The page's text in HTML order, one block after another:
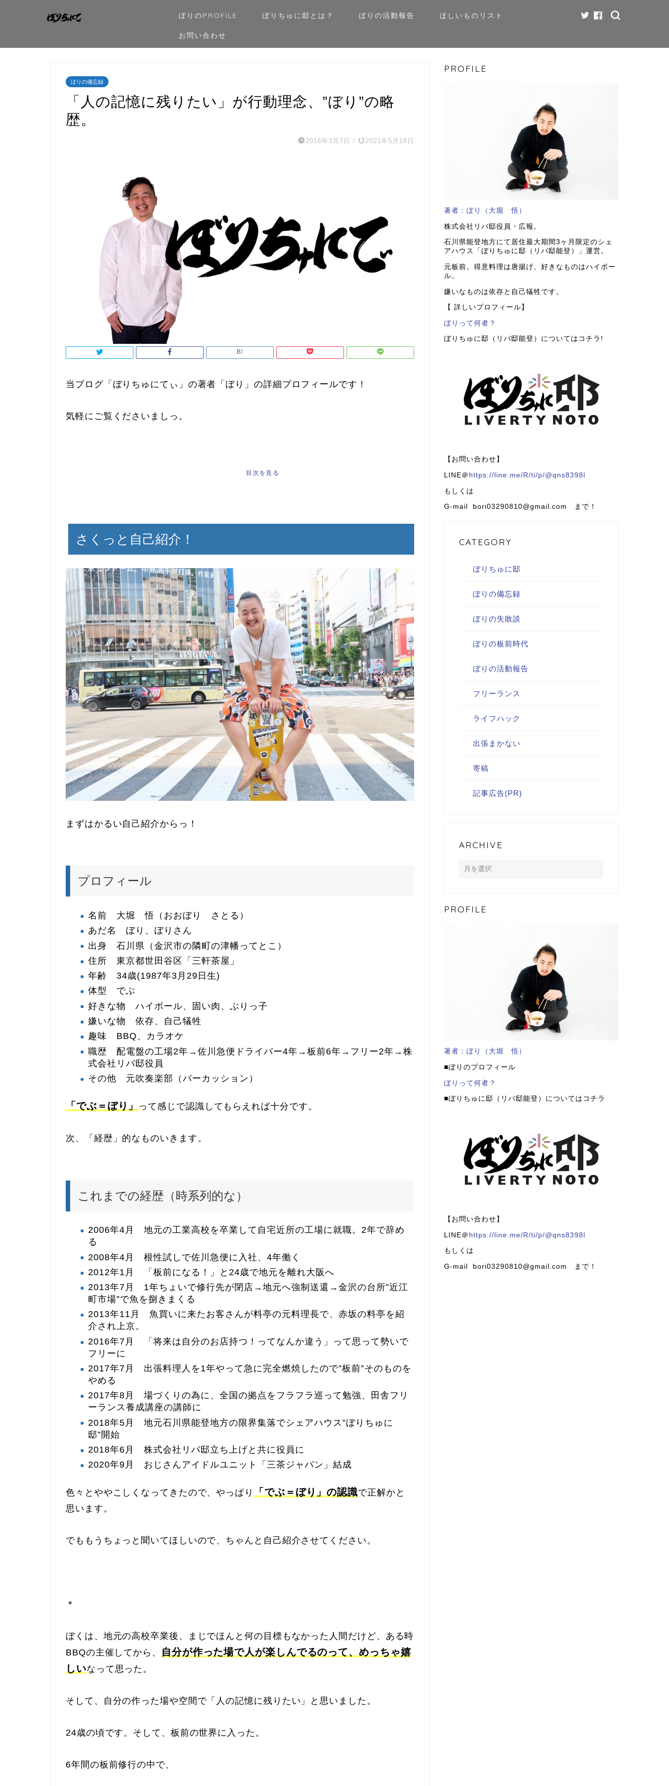
ぼりのPROFILE ぼりちゅに邸とは？ ぼりの活動報告 ほしいものリスト
お問い合わせ
ぼりの備忘録
「人の記憶に残りたい」が行動理念、”ぼり”の略
歴。
2016年3月7日 / 2021年5月18日
当ブログ「ぼりちゅにてぃ」の著者「ぼり」の詳細プロフィールです！
気軽にご覧くださいましっ。
目次を見る
さくっと自己紹介！
まずはかるい自己紹介からっ！
プロフィール
名前 大堀 悟（おおぼり さとる）
あだ名 ぼり、ぼりさん
出身 石川県（金沢市の隣町の津幡ってとこ）
住所 東京都世田谷区「三軒茶屋」
年齢 34歳(1987年3月29日生)
体型 でぶ
好きな物 ハイボール、固い肉、ぶりっ子
嫌いな物 依存、自己犠牲
趣味 BBQ、カラオケ
職歴 配電盤の工場2年→佐川急便ドライバー4年→板前6年→フリー2年→株
式会社リバ邸役員
その他 元吹奏楽部（パーカッション）
「でぶ＝ぼり」 って感じで認識してもらえれば十分です。
次、「経歴」的なものいきます。
これまでの経歴（時系列的な）
2006年4月 地元の工業高校を卒業して自宅近所の工場に就職。2年で辞め
る
2008年4月 根性試しで佐川急便に入社、4年働く
2012年1月 「板前になる！」と24歳で地元を離れ大阪へ
2013年7月 1年ちょいで修行先が閉店→地元へ強制送還→金沢の台所”近江
町市場”で魚を捌きまくる
2013年11月 魚買いに来たお客さんが料亭の元料理長で、赤坂の料亭を紹
介され上京。
2016年7月 「将来は自分のお店持つ！ってなんか違う」って思って勢いで
フリーに
2017年7月 出張料理人を1年やって急に完全燃焼したので”板前”そのものを
やめる
2017年8月 場づくりの為に、全国の拠点をフラフラ巡って勉強、田舎フリ
ーランス養成講座の講師に
2018年5月 地元石川県能登地方の限界集落でシェアハウス”ぼりちゅに
邸”開始
2018年6月 株式会社リバ邸立ち上げと共に役員に
2020年9月 おじさんアイドルユニット「三茶ジャパン」結成
色々とややこしくなってきたので、やっぱり 「でぶ＝ぼり」の認識で正解かと
思います。
でももうちょっと聞いてほしいので、ちゃんと自己紹介させてください。
＊
ぼくは、地元の高校卒業後、まじでほんと何の目標もなかった人間だけど、ある時
BBQの主催してから、
自分が作った場で人が楽しんでるのって、めっちゃ嬉
しいなって思った。
そして、自分の作った場や空間で「人の記憶に残りたい」と思いました。
24歳の頃です。そして、板前の世界に入った。
6年間の板前修行の中で、
PROFILE
著者：ぼり（大堀 悟）
株式会社リバ邸役員・広報。
石川県能登地方にて居住最大期間3ヶ月限定のシェ
アハウス「ぼりちゅに邸（リバ邸能登）」運営。
元板前。得意料理は唐揚げ、好きなものはハイボー
ル。
嫌いなものは依存と自己犠牲です。
【 詳しいプロフィール】
ぼりって何者？
ぼりちゅに邸（リバ邸能登）についてはコチラ!
【お問い合わせ】
LINE＠ https://line.me/R/ti/p/@qns8398l
もしくは
G-mail bori03290810@gmail.com まで！
CATEGORY
ぼりちゅに邸
ぼりの備忘録
ぼりの失敗談
ぼりの板前時代
ぼりの活動報告
フリーランス
ライフハック
出張まかない
寄稿
記事広告(PR)
ARCHIVE
PROFILE
著者：ぼり（大堀 悟）
■ぼりのプロフィール
ぼりって何者？
■ぼりちゅに邸（リバ邸能登）についてはコチラ
【お問い合わせ】
LINE＠ https://line.me/R/ti/p/@qns8398l
もしくは
G-mail bori03290810@gmail.com まで！